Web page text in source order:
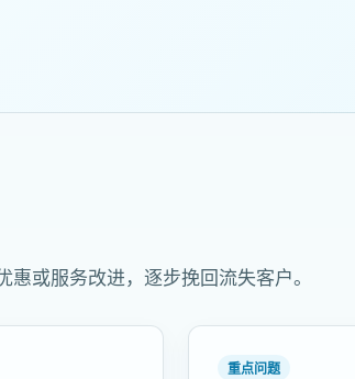
或服务改进，逐步挽回流失客户。
重点问题